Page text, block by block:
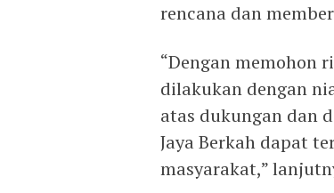
rencana dan
“Dengan memohon
dilakukan dengan
atas dukungan dan
Jaya Berkah dapat
masyarakat,”